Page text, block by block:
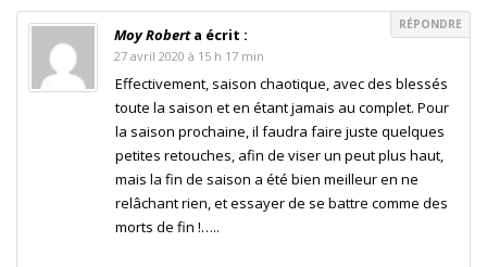
Moy Roberta écrit :
RÉPONDRE
27 avril 2020 à 15 h 17 min
Effectivement, saison chaotique, avec des blessés
toute la saison et en étant jamais au complet. Pour
la saison prochaine, il faudra faire juste quelques
petites retouches, afin de viser un peut plus haut,
mais la fin de saison a été bien meilleur en ne
relâchant rien, et essayer de se battre comme des
morts de fin !…..